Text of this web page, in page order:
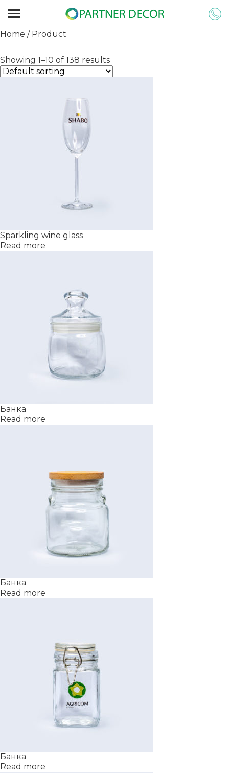
Home / Product
Showing 1–10 of 138 results
Sparkling wine glass
Read more
Банка
Read more
Банка
Read more
Банка
Read more